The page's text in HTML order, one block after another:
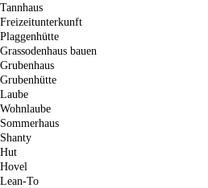
Tannhaus
Freizeitunterkunft
Plaggenhütte
Grassodenhaus bauen
Grubenhaus
Grubenhütte
Laube
Wohnlaube
Sommerhaus
Shanty
Hut
Hovel
Lean-To